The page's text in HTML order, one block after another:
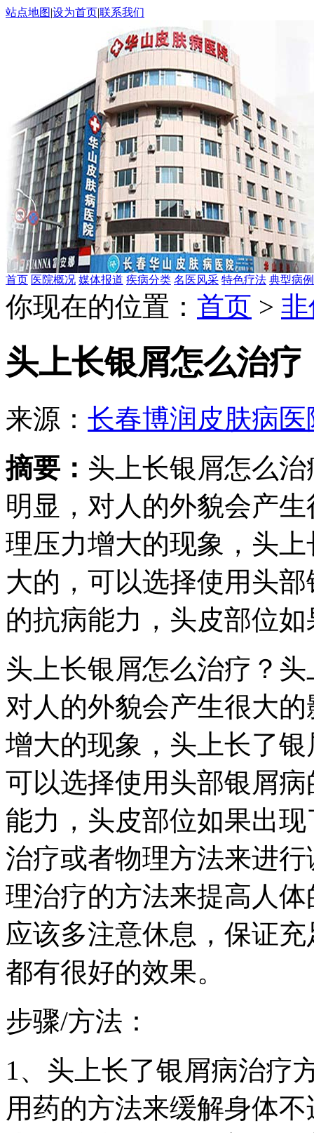
站点地图|设为首页|联系我们
首页 医院概况 媒体报道 疾病分类 名医风采 特色疗法 典型病例
你现在的位置： 首页 >
头上长银屑怎么治疗
来源： 长春博润皮肤病医
摘要： 头上长银屑怎么
明显，对人的外貌会产
理压力增大的现象，头
大的，可以选择使用头
的抗病能力，头皮部位
头上长银屑怎么治疗？
对人的外貌会产生很大
增大的现象，头上长了
可以选择使用头部银屑
能力，头皮部位如果出
治疗或者物理方法来进
理治疗的方法来提高人
应该多注意休息，保证
都有很好的效果。
步骤/方法：
1、头上长了银屑病治疗
用药的方法来缓解身体